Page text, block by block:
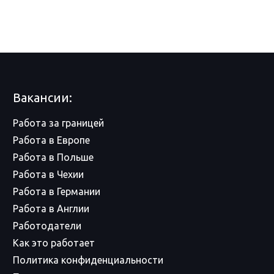
Вакансии:
Работа за границей
Работа в Европе
Работа в Польше
Работа в Чехии
Работа в Германии
Работа в Англии
Работодатели
Как это работает
Политика конфиденциальности